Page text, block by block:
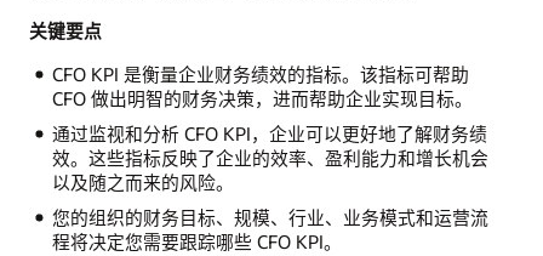
关键要点
CFO KPI 是衡量企业财务绩效的指标。该指标可帮助
CFO 做出明智的财务决策，进而帮助企业实现目标。
通过监视和分析 CFO KPI，企业可以更好地了解财务绩
效。这些指标反映了企业的效率、盈利能力和增长机会
以及随之而来的风险。
您的组织的财务目标、规模、行业、业务模式和运营流
程将决定您需要跟踪哪些 CFO KPI。